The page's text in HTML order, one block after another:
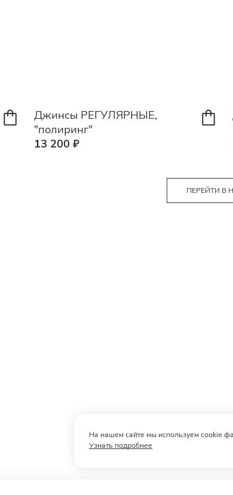
Джинсы РЕГУЛЯРНЫЕ,
"полиринг"
13 200 ₽
ПЕРЕЙТИ В
На нашем сайте мы используем cookie
Узнать подробнее